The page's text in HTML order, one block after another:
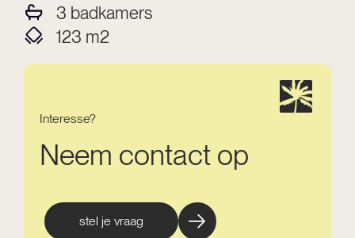
3 badkamers
123 m2
Interesse?
Neem contact op
stel je vraag